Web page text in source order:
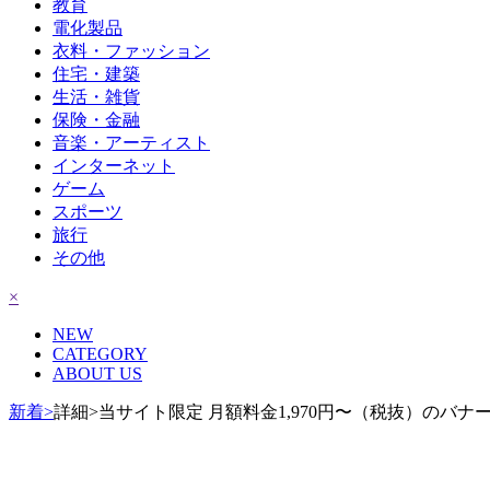
教育
電化製品
衣料・ファッション
住宅・建築
生活・雑貨
保険・金融
音楽・アーティスト
インターネット
ゲーム
スポーツ
旅行
その他
×
NEW
CATEGORY
ABOUT US
新着>詳細>当サイト限定 月額料金1,970円〜（税抜）のバナ